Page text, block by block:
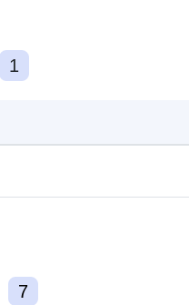
1
7